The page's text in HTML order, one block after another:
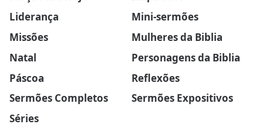
Liderança
Mini-sermões
Missões
Mulheres da Biblia
Natal
Personagens da Biblia
Páscoa
Reflexões
Sermões Completos
Sermões Expositivos
Séries